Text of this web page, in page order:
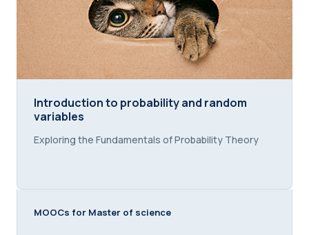
Introduction to probability and random variables
Introduction to probability and random
variables
Course summary text:
Exploring the Fundamentals of Probability Theory
MOOCs for Master of science